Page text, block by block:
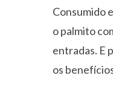
Consumido
o palmito
entradas. E
os